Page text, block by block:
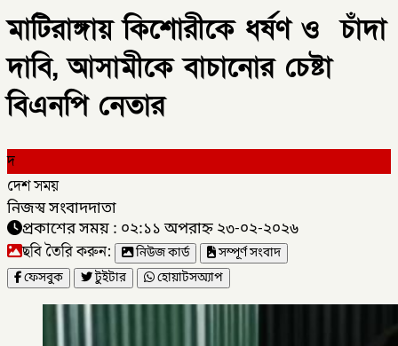
‎মাটিরাঙ্গায় কিশোরীকে ধর্ষণ ও চাঁদা
দাবি, ‎আসামীকে বাচানোর চেষ্টা
বিএনপি নেতার ‎
দ
দেশ সময়
নিজস্ব সংবাদদাতা
প্রকাশের সময় : ০২:১১ অপরাহ্ন ২৩-০২-২০২৬
ছবি তৈরি করুন: নিউজ কার্ড
সম্পূর্ণ সংবাদ
ফেসবুক
টুইটার হোয়াটসঅ্যাপ